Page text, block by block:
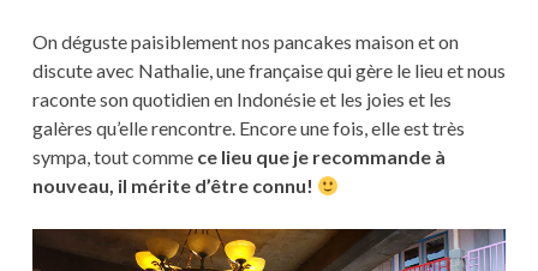
On déguste paisiblement nos pancakes maison et on
discute avec Nathalie, une française qui gère le lieu et nous
raconte son quotidien en Indonésie et les joies et les
galères qu’elle rencontre. Encore une fois, elle est très
sympa, tout comme ce lieu que je recommande à
nouveau, il mérite d’être connu!